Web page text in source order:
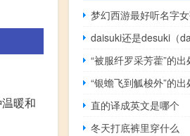
暖和
梦幻西游最好听名字
daisuki还是desuki（
“被服纤罗采芳藿”的出
“银蟾飞到觚梭外”的出
直的译成英文是哪个
冬天打底裤里穿什么